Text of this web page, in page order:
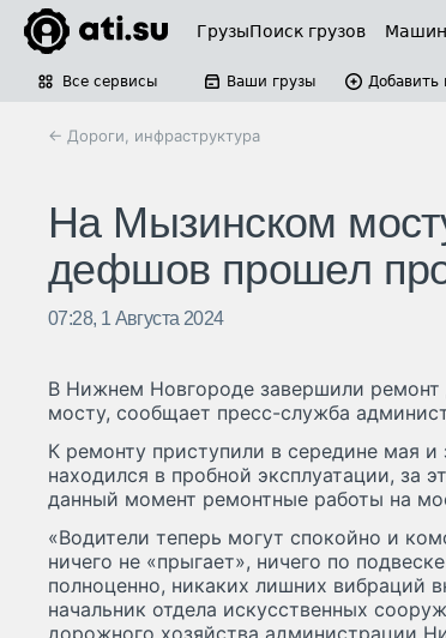
ГрузыПоиск грузов
Все сервисы Ваши грузы Добавить
← Дороги, инфраструктура
На Мызинском
дефшов прошел
07:28, 1 Августа 2024
В Нижнем Новгороде завершили
мосту, сообщает пресс-служба
К ремонту приступили в середине мая
находился в пробной эксплуатации, за
данный момент ремонтные работы на
«Водители теперь могут спокойно и
ничего не «прыгает», ничего по
полноценно, никаких лишних вибраций
начальник отдела искусственных